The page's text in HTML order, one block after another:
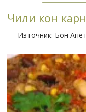
Чили кон
Източник: Бон